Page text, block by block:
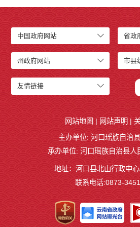
中国政府网站 省政
州政府网站 市县
友情链接
网站地图 | 网站声明 |
主办单位: 河口瑶族自治
承办单位: 河口瑶族自治县人
地址：河口县北山行政中
联系电话:0873-